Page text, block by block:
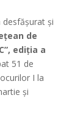
și
de
ediția a
51 de
I la
și